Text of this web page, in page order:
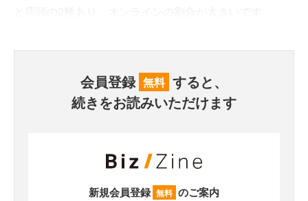
会員登録 無料 すると、
続きをお読みいただけます
新規会員登録 無料 のご案内